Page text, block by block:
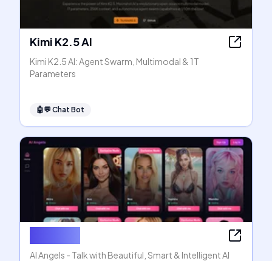
Kimi K2.5 AI
Kimi K2.5 AI: Agent Swarm, Multimodal & 1T
Parameters
🤖💬 Chat Bot
AI Angels - Talk with Beautiful, Smart & Intelligent AI